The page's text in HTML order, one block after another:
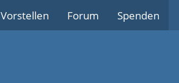
Vorstellen Forum Spenden